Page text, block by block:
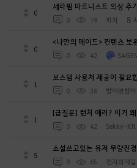
0
세라핌 마르니스트 의상 추
0 19 피치 8
0
<나만의 메이드> 컨텐츠 보
0 42
1
보스템 사용처 제공이 필요
0 38 밤이면밤
1
[급질문] 런처 에러? 이거
0 42 Sekky-KR
5
소설쓰고있는 유저 무량진
0 65 천지의재